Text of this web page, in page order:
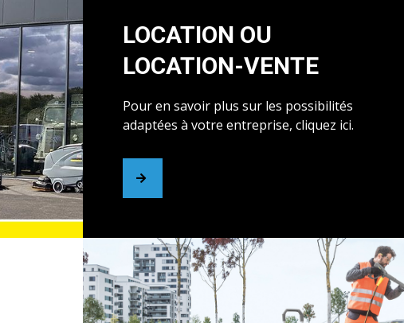
LOCATION OU
LOCATION-VENTE
Pour en savoir plus sur les possibilités
adaptées à votre entreprise, cliquez ici.